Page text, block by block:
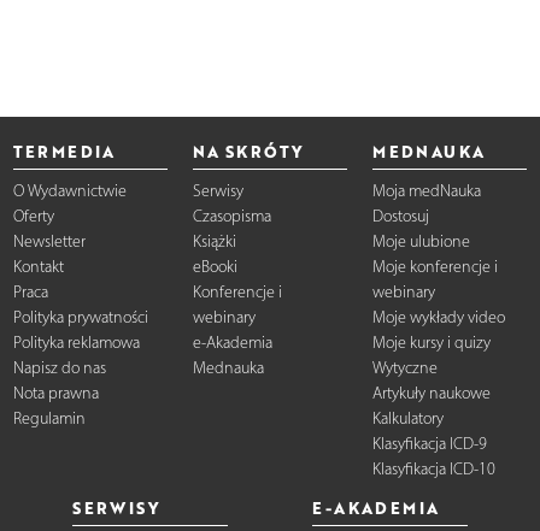
TERMEDIA
O Wydawnictwie
Oferty
Newsletter
Kontakt
Praca
Polityka prywatności
Polityka reklamowa
Napisz do nas
Nota prawna
Regulamin
NA SKRÓTY
Serwisy
Czasopisma
Książki
eBooki
Konferencje i
webinary
e-Akademia
Mednauka
MEDNAUKA
Moja medNauka
Dostosuj
Moje ulubione
Moje konferencje i
webinary
Moje wykłady video
Moje kursy i quizy
Wytyczne
Artykuły naukowe
Kalkulatory
Klasyfikacja ICD-9
Klasyfikacja ICD-10
SERWISY E-AKADEMIA